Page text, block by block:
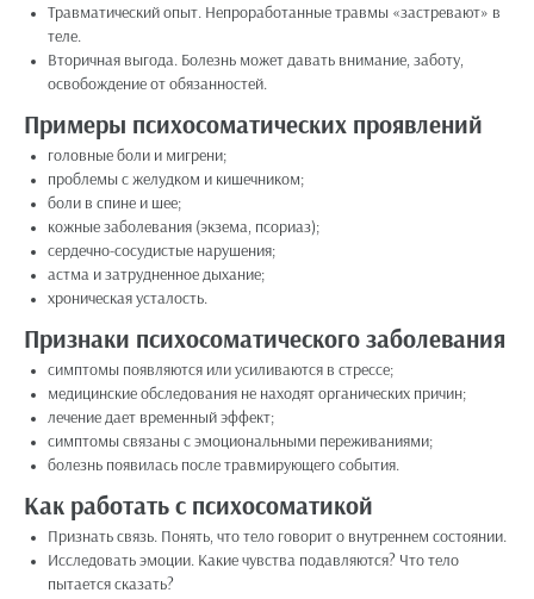
Травматический опыт. Непроработанные травмы «застревают» в
теле.
Вторичная выгода. Болезнь может давать внимание, заботу,
освобождение от обязанностей.
Примеры психосоматических проявлений
головные боли и мигрени;
проблемы с желудком и кишечником;
боли в спине и шее;
кожные заболевания (экзема, псориаз);
сердечно-сосудистые нарушения;
астма и затрудненное дыхание;
хроническая усталость.
Признаки психосоматического заболевания
симптомы появляются или усиливаются в стрессе;
медицинские обследования не находят органических причин;
лечение дает временный эффект;
симптомы связаны с эмоциональными переживаниями;
болезнь появилась после травмирующего события.
Как работать с психосоматикой
Признать связь. Понять, что тело говорит о внутреннем состоянии.
Исследовать эмоции. Какие чувства подавляются? Что тело
пытается сказать?